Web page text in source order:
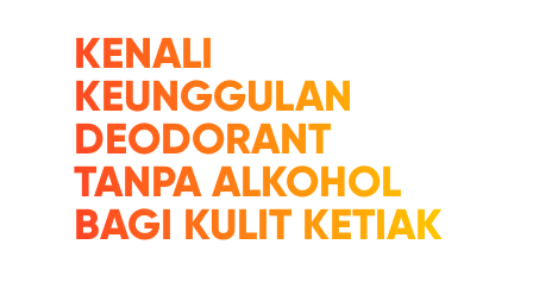
KENALI
KEUNGGULAN
DEODORANT
TANPA ALKOHOL
BAGI KULIT KETIAK